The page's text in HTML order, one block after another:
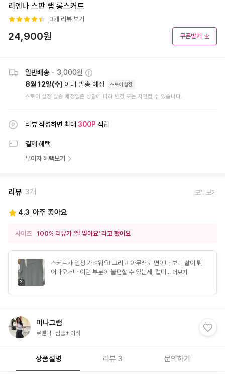
리엔나 스판 랩 롱스커트
3개 리뷰 보기
24,900원 쿠폰받기
일반배송 • 3,000원
8월 12일(수) 이내 발송 예정 스토어설정
스토어 설정 발송 예정일은 상황에 따라 변경 또는 지연될 수 있습니다.
리뷰 작성하면 최대 300P 적립
결제 혜택
무이자 혜택보기
리뷰 3개 모두보기
4.3 아주 좋아요
사이즈 100% 리뷰가 '잘 맞아요' 라고 했어요
2
스커트가 엄청 가벼워요! 그리고 아무래도 면이나 보니 살이 튀
어나오거나 이런 부분이 불편할 수 있는제, 랩디... 더보기
미나그램
로맨틱 심플베이직
상품설명 리뷰 3 문의하기